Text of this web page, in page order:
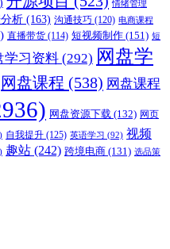
情绪管理
析 (163) 沟通技巧 (120) 电商课程
直播带货 (114) 短视频制作 (151) 短
学习资料 (292) 网盘学
网盘课程 (538) 网盘课程
网盘资源下载 (132) 网页
自我提升 (125) 英语学习 (92) 视频
趣站 (242) 跨境电商 (131) 选品策